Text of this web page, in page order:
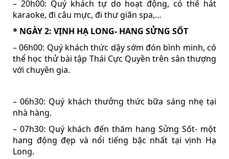
– 20h00: Quý khách tự do hoạt động, có thể hát
karaoke, đi câu mực, đi thư giãn spa,…
* NGÀY 2: VỊNH HẠ LONG- HANG SỬNG SỐT
– 06h00: Quý khách thức dậy sớm đón bình minh, có
thể học thử bài tập Thái Cực Quyền trên sân thượng
với chuyên gia.
– 06h30: Quý khách thưởng thức bữa sáng nhẹ tại
nhà hàng.
– 07h30: Quý khách đến thăm hang Sửng Sốt- một
hang động đẹp và nổi tiếng bậc nhất tại vịnh Hạ
Long.